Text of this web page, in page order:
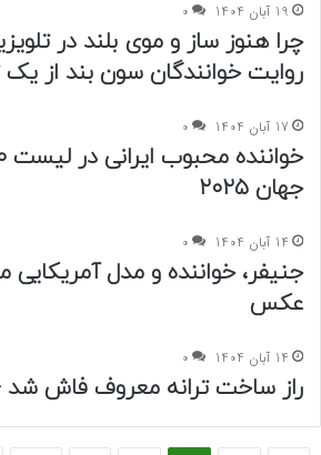
19 آبان 1404 0
چرا هنوز ساز و موی بلند در
روایت خوانندگان سون بند از یک
17 آبان 1404 0
جهان ۲۰۲۵
14 آبان 1404 0
جنیفر، خواننده و مدل
عکس
14 آبان 1404 0
راز ساخت ترانه معروف فاش شد